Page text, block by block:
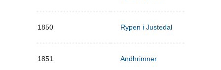
1850 Rypen i Justedal
1851 Andhrimner